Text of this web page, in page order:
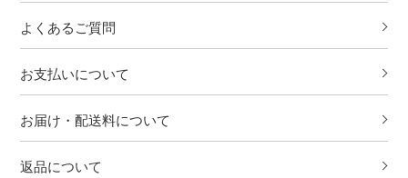
よくあるご質問
お支払いについて
お届け・配送料について
返品について